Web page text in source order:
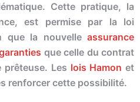
Cette pratique, la
est permise par la loi
que la nouvelle assurance
que celle du contrat
prêteuse. Les lois Hamon et
renforcer cette possibilité.